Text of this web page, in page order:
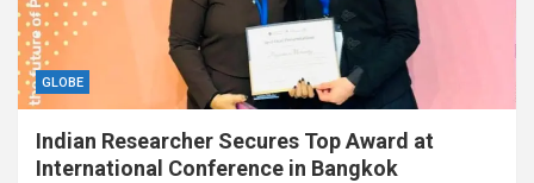
GLOBE
Indian Researcher Secures Top Award at
International Conference in Bangkok